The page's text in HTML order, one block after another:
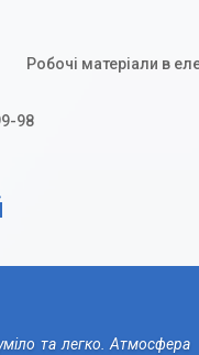
Робочі матеріали в
98
та легко. Атмосфера